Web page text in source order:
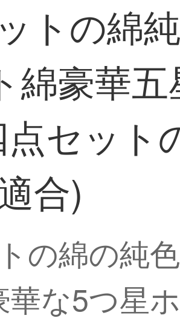
トの綿
綿豪華
セット
合)
の綿の純
な5つ星